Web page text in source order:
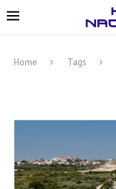
Home Tags